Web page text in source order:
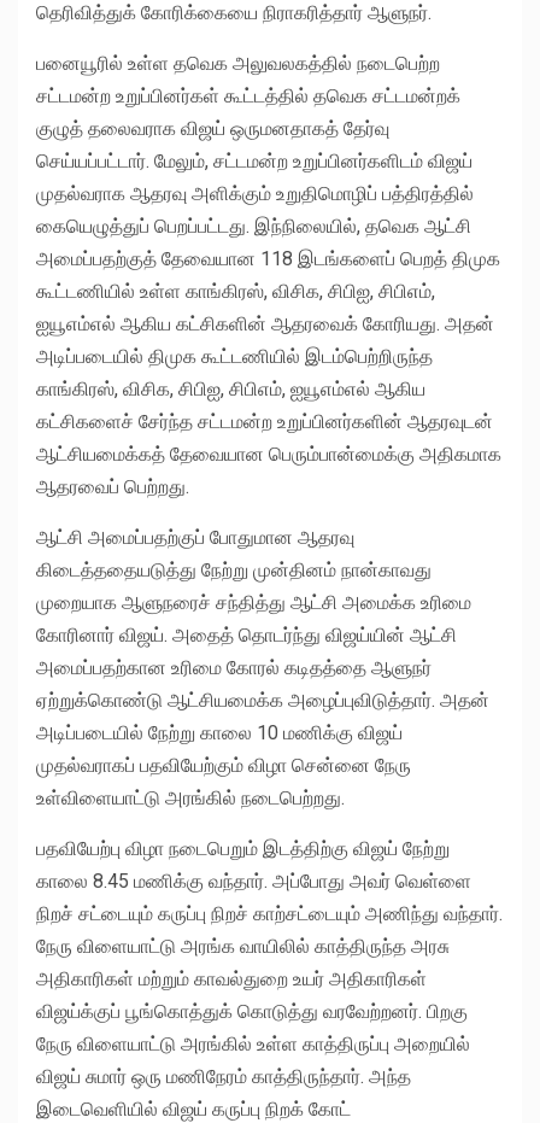
தெரிவித்துக் கோரிக்கையை நிராகரித்தார் ஆளுநர்.
பனையூரில் உள்ள தவெக அலுவலகத்தில் நடைபெற்ற
சட்டமன்ற உறுப்பினர்கள் கூட்டத்தில் தவெக சட்டமன்றக்
குழுத் தலைவராக விஜய் ஒருமனதாகத் தேர்வு
செய்யப்பட்டார். மேலும், சட்டமன்ற உறுப்பினர்களிடம் விஜய்
முதல்வராக ஆதரவு அளிக்கும் உறுதிமொழிப் பத்திரத்தில்
கையெழுத்துப் பெறப்பட்டது. இந்நிலையில், தவெக ஆட்சி
அமைப்பதற்குத் தேவையான 118 இடங்களைப் பெறத் திமுக
கூட்டணியில் உள்ள காங்கிரஸ், விசிக, சிபிஐ, சிபிஎம்,
ஐயூஎம்எல் ஆகிய கட்சிகளின் ஆதரவைக் கோரியது. அதன்
அடிப்படையில் திமுக கூட்டணியில் இடம்பெற்றிருந்த
காங்கிரஸ், விசிக, சிபிஐ, சிபிஎம், ஐயூஎம்எல் ஆகிய
கட்சிகளைச் சேர்ந்த சட்டமன்ற உறுப்பினர்களின் ஆதரவுடன்
ஆட்சியமைக்கத் தேவையான பெரும்பான்மைக்கு அதிகமாக
ஆதரவைப் பெற்றது.
ஆட்சி அமைப்பதற்குப் போதுமான ஆதரவு
கிடைத்ததையடுத்து நேற்று முன்தினம் நான்காவது
முறையாக ஆளுநரைச் சந்தித்து ஆட்சி அமைக்க உரிமை
கோரினார் விஜய். அதைத் தொடர்ந்து விஜய்யின் ஆட்சி
அமைப்பதற்கான உரிமை கோரல் கடிதத்தை ஆளுநர்
ஏற்றுக்கொண்டு ஆட்சியமைக்க அழைப்புவிடுத்தார். அதன்
அடிப்படையில் நேற்று காலை 10 மணிக்கு விஜய்
முதல்வராகப் பதவியேற்கும் விழா சென்னை நேரு
உள்விளையாட்டு அரங்கில் நடைபெற்றது.
பதவியேற்பு விழா நடைபெறும் இடத்திற்கு விஜய் நேற்று
காலை 8.45 மணிக்கு வந்தார். அப்போது அவர் வெள்ளை
நிறச் சட்டையும் கருப்பு நிறச் காற்சட்டையும் அணிந்து வந்தார்.
நேரு விளையாட்டு அரங்க வாயிலில் காத்திருந்த அரசு
அதிகாரிகள் மற்றும் காவல்துறை உயர் அதிகாரிகள்
விஜய்க்குப் பூங்கொத்துக் கொடுத்து வரவேற்றனர். பிறகு
நேரு விளையாட்டு அரங்கில் உள்ள காத்திருப்பு அறையில்
விஜய் சுமார் ஒரு மணிநேரம் காத்திருந்தார். அந்த
இடைவெளியில் விஜய் கருப்பு நிறக் கோட்